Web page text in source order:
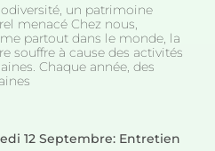
un patrimoine
menacé Chez nous,
partout dans le monde, la
souffre à cause des activités
Chaque année, des
12 Septembre: Entretien